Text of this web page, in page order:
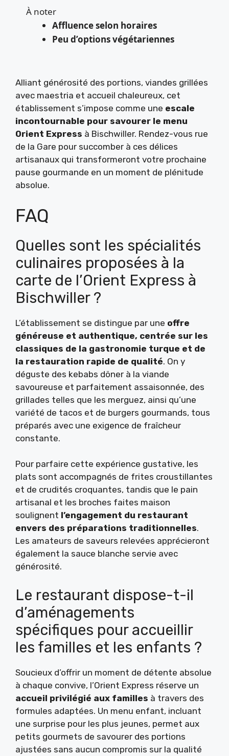
À noter
Affluence selon horaires
Peu d’options végétariennes
Alliant générosité des portions, viandes grillées
avec maestria et accueil chaleureux, cet
établissement s’impose comme une escale
incontournable pour savourer le menu
Orient Express à Bischwiller. Rendez-vous rue
de la Gare pour succomber à ces délices
artisanaux qui transformeront votre prochaine
pause gourmande en un moment de plénitude
absolue.
FAQ
Quelles sont les spécialités
culinaires proposées à la
carte de l’Orient Express à
Bischwiller ?
L’établissement se distingue par une offre
généreuse et authentique, centrée sur les
classiques de la gastronomie turque et de
la restauration rapide de qualité. On y
déguste des kebabs döner à la viande
savoureuse et parfaitement assaisonnée, des
grillades telles que les merguez, ainsi qu’une
variété de tacos et de burgers gourmands, tous
préparés avec une exigence de fraîcheur
constante.
Pour parfaire cette expérience gustative, les
plats sont accompagnés de frites croustillantes
et de crudités croquantes, tandis que le pain
artisanal et les broches faites maison
soulignent l’engagement du restaurant
envers des préparations traditionnelles.
Les amateurs de saveurs relevées apprécieront
également la sauce blanche servie avec
générosité.
Le restaurant dispose-t-il
d’aménagements
spécifiques pour accueillir
les familles et les enfants ?
Soucieux d’offrir un moment de détente absolue
à chaque convive, l’Orient Express réserve un
accueil privilégié aux familles à travers des
formules adaptées. Un menu enfant, incluant
une surprise pour les plus jeunes, permet aux
petits gourmets de savourer des portions
ajustées sans aucun compromis sur la qualité